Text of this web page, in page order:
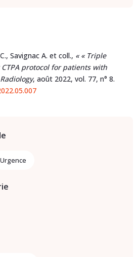
Savignac A. et coll., « « Triple
protocol for patients with
, août 2022, vol. 77, n° 8.
Urgence